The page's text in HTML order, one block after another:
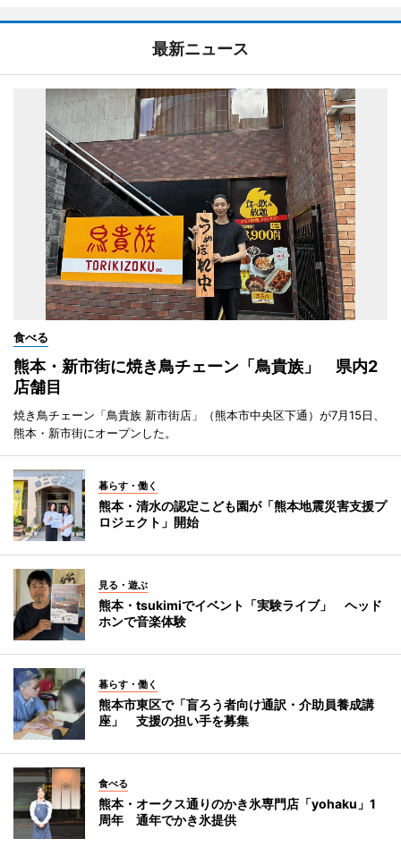
最新ニュース
食べる
熊本・新市街に焼き鳥チェーン「鳥貴族」 県内2
店舗目
焼き鳥チェーン「鳥貴族 新市街店」（熊本市中央区下通）が7月15日、
熊本・新市街にオープンした。
暮らす・働く
熊本・清水の認定こども園が「熊本地震災害支援プ
ロジェクト」開始
見る・遊ぶ
熊本・tsukimiでイベント「実験ライブ」 ヘッド
ホンで音楽体験
暮らす・働く
熊本市東区で「盲ろう者向け通訳・介助員養成講
座」 支援の担い手を募集
食べる
熊本・オークス通りのかき氷専門店「yohaku」1
周年 通年でかき氷提供